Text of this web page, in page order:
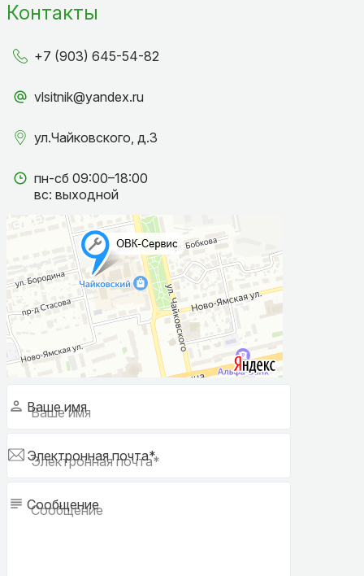
Контакты
+7 (903) 645-54-82
vlsitnik@yandex.ru
ул.Чайковского, д.3
пн-сб 09:00–18:00
вс: выходной
Ваше имя
Электронная почта*
Сообщение